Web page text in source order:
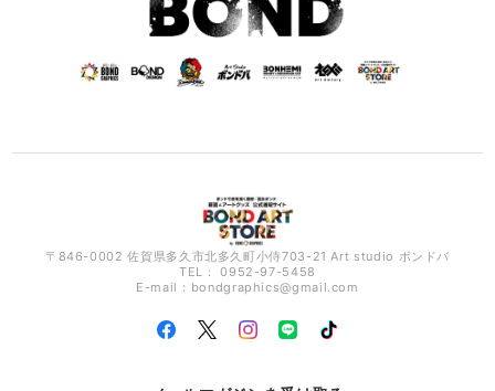
〒846-0002 佐賀県多久市北多久町小侍703-21 Art studio ボンドバ
TEL： 0952-97-5458
E-mail： bondgraphics@gmail.com